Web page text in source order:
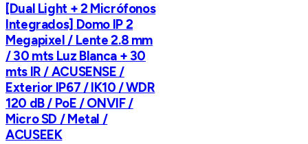
[Dual Light + 2 Micrófonos
Integrados] Domo IP 2
Megapixel / Lente 2.8 mm
/ 30 mts Luz Blanca + 30
mts IR / ACUSENSE /
Exterior IP67 / IK10 / WDR
120 dB / PoE / ONVIF /
Micro SD / Metal /
ACUSEEK